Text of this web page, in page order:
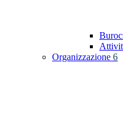
Organizzazione 6